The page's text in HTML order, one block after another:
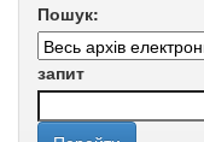
Пошук:
запит